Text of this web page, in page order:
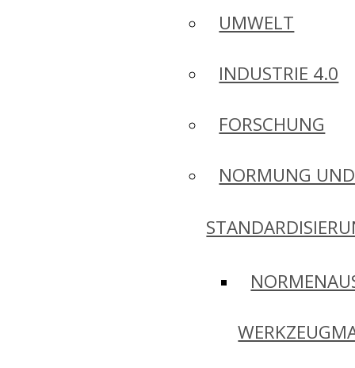
UMWELT
INDUSTRIE 4.0
FORSCHUNG
NORMUNG UND